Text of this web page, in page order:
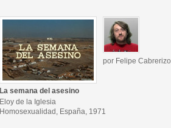
por Felipe Cabrerizo
La semana del asesino
Eloy de la Iglesia
Homosexualidad, España, 1971